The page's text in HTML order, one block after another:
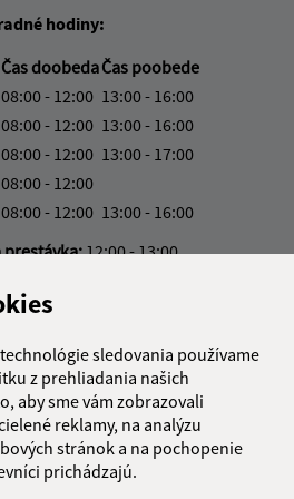
sledovania používame
z prehliadania našich
aby sme vám zobrazovali
reklamy, na analýzu
stránok a na pochopenie
prichádzajú.
hodiny:
Čas doobedaČas poobede
08:00 - 12:00 13:00 - 16:00
08:00 - 12:00 13:00 - 16:00
08:00 - 12:00 13:00 - 17:00
08:00 - 12:00
08:00 - 12:00 13:00 - 16:00
prestávka:12:00 - 13:00
úrad Víťaz
Víťaz č. 111
082 38 Víťaz